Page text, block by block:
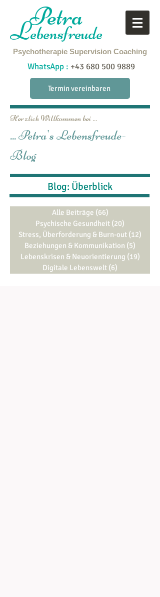
Petra
Lebensfreude
Psychotherapie Supervision Coaching
WhatsApp : +43 680 500 9889
Termin vereinbaren
Herzlich Willkommen bei ...
... Petra's Lebensfreude-
Blog
Blog: Überblick
Alle Beiträge (66)
Psychische Gesundheit (20)
Stress, Überforderung & Burn-out (12)
Beziehungen & Kommunikation (5)
Lebenskrisen & Neuorientierung (19)
Digitale Lebenswelt (6)